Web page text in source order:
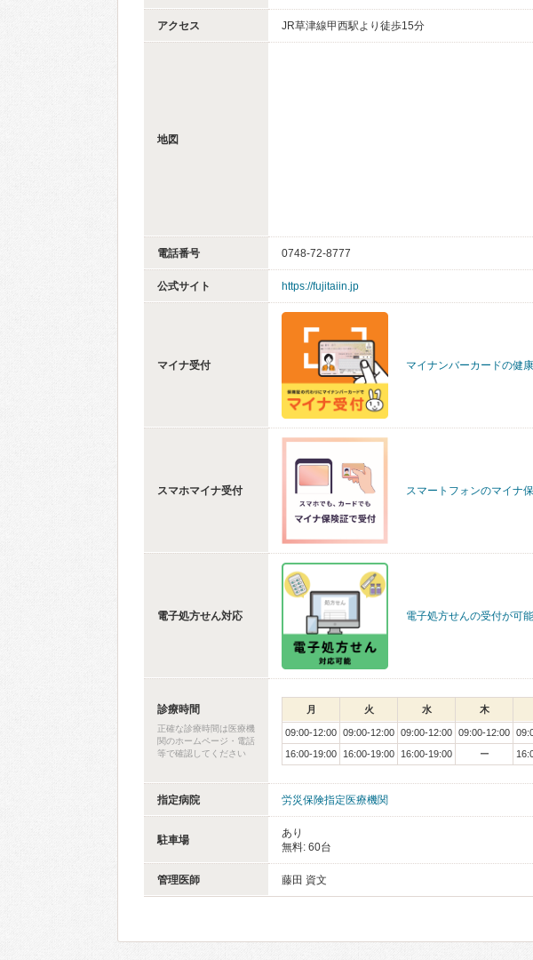
アクセス JR草津線甲西駅より徒歩15分
地図
電話番号 0748-72-8777
公式サイト https://fujitaiin.jp
マイナ受付 マイナンバーカードの健
スマホマイナ受付 スマートフォンのマイナ
電子処方せん対応 電子処方せんの受付が可能
診療時間
正確な診療時間は医療機
関のホームページ・電話
等で確認してください
月 火 水 木
09:00-12:00 09:00-12:00 09:00-12:00 09:00-12:00
16:00-19:00
16:00-19:00 16:00-19:00 ー
指定病院 労災保険指定医療機関
駐車場
あり
無料: 60台
管理医師 藤田 資文